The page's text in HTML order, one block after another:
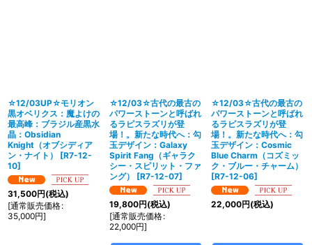
☆12/03UP☆モリオン
黒オベリクス：魔よけの
最高峰：ブラジル産黒水
晶：Obsidian
Knight（オブシディア
ン・ナイト）
[R7-12-
10]
31,500円(税込)
[通常販売価格:
35,000円]
☆12/03☆古代の最古の
パワーストーンと呼ばれ
るラピスラズリが登
場！。新たな時代へ：勾
玉デザイン：Galaxy
Spirit Fang（ギャラク
シー・スピリット・ファ
ング）
[R7-12-07]
19,800円(税込)
[通常販売価格:
22,000円]
☆12/03☆古代の最古の
パワーストーンと呼ばれ
るラピスラズリが登
場！。新たな時代へ：勾
玉デザイン：Cosmic
Blue Charm（コズミッ
ク・ブルー・チャーム）
[R7-12-06]
22,000円(税込)